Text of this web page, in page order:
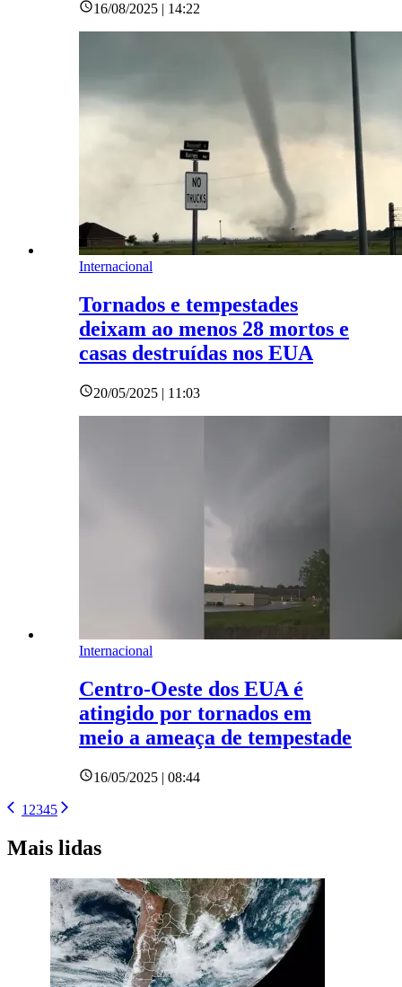
16/08/2025 | 14:22
Internacional
Tornados e tempestades
deixam ao menos 28 mortos e
casas destruídas nos EUA
20/05/2025 | 11:03
Internacional
Centro-Oeste dos EUA é
atingido por tornados em
meio a ameaça de tempestade
16/05/2025 | 08:44
1 2345
Mais lidas